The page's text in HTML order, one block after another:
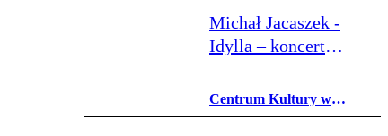
Michał Jacaszek -
Idylla – koncert
Centrum Kultury w
Lublinie